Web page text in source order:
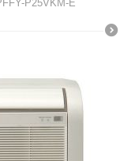
P25VKM-E